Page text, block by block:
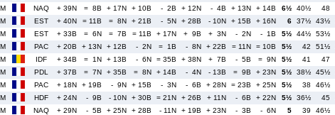
NAQ + 39N = 8B + 17N + 10B - 2B + 12N - 4B + 13N + 14B 6½ 40½ 48
EST + 40N = 11B = 8N + 21B - 5N + 28B - 10N + 15B + 16N 6 37½ 43½
EST + 33B = 6N = 7B = 11B + 17N + 9B + 3N - 2N - 1B 5½ 44½ 53½
PAC + 20B + 13N + 12B - 2N = 1B - 8N + 22B = 11N = 10B 5½ 42 51½
IDF + 34B = 1N + 13B - 6N = 35B + 38N + 7B - 5B = 9N 5½ 41 47
PDL + 37B = 7N + 35B = 8N + 14B - 4N - 13B = 9B + 23N 5½ 38½ 45½
PAC + 18N + 19B - 9N + 15B - 3N - 6B + 28N = 23B + 25N 5½ 38 46½
HDF + 24N - 9B - 10N + 30B = 21N + 26B + 11N - 6B + 22N 5½ 36½ 45
NAQ + 29N - 5B + 25N + 28B - 11N + 19B + 23N - 3B - 6N 5 39 46½